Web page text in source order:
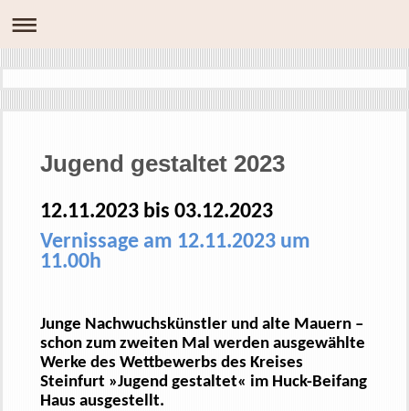
Jugend gestaltet 2023
12.11.2023 bis 03.12.2023
Vernissage am 12.11.2023 um
11.00h
Junge Nachwuchskünstler und alte Mauern –
schon zum zweiten Mal werden ausgewählte
Werke des Wettbewerbs des Kreises
Steinfurt »Jugend gestaltet« im Huck-Beifang
Haus ausgestellt.